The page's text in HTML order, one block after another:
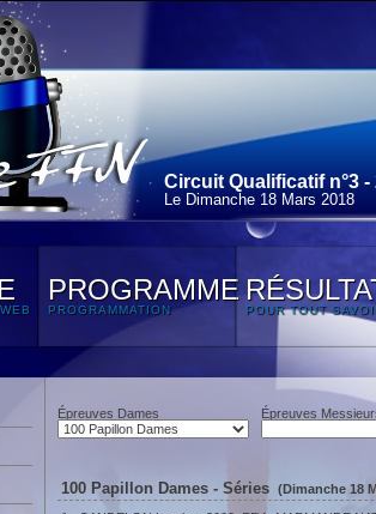
Circuit Qualificatif n°3 -
Le Dimanche 18 Mars 2018
PROGRAMME
PROGRAMMATION POUR TOUT
Épreuves Dames Épreuves
100 Papillon Dames - Séries (Dimanche 18